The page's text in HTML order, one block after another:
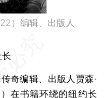
）编辑、出版人
编辑、出版人贾森·
在书籍环绕的纽约长